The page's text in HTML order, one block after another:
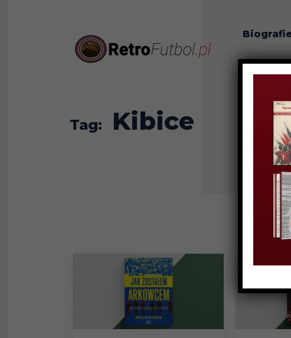
O nas
Tag: Kibice